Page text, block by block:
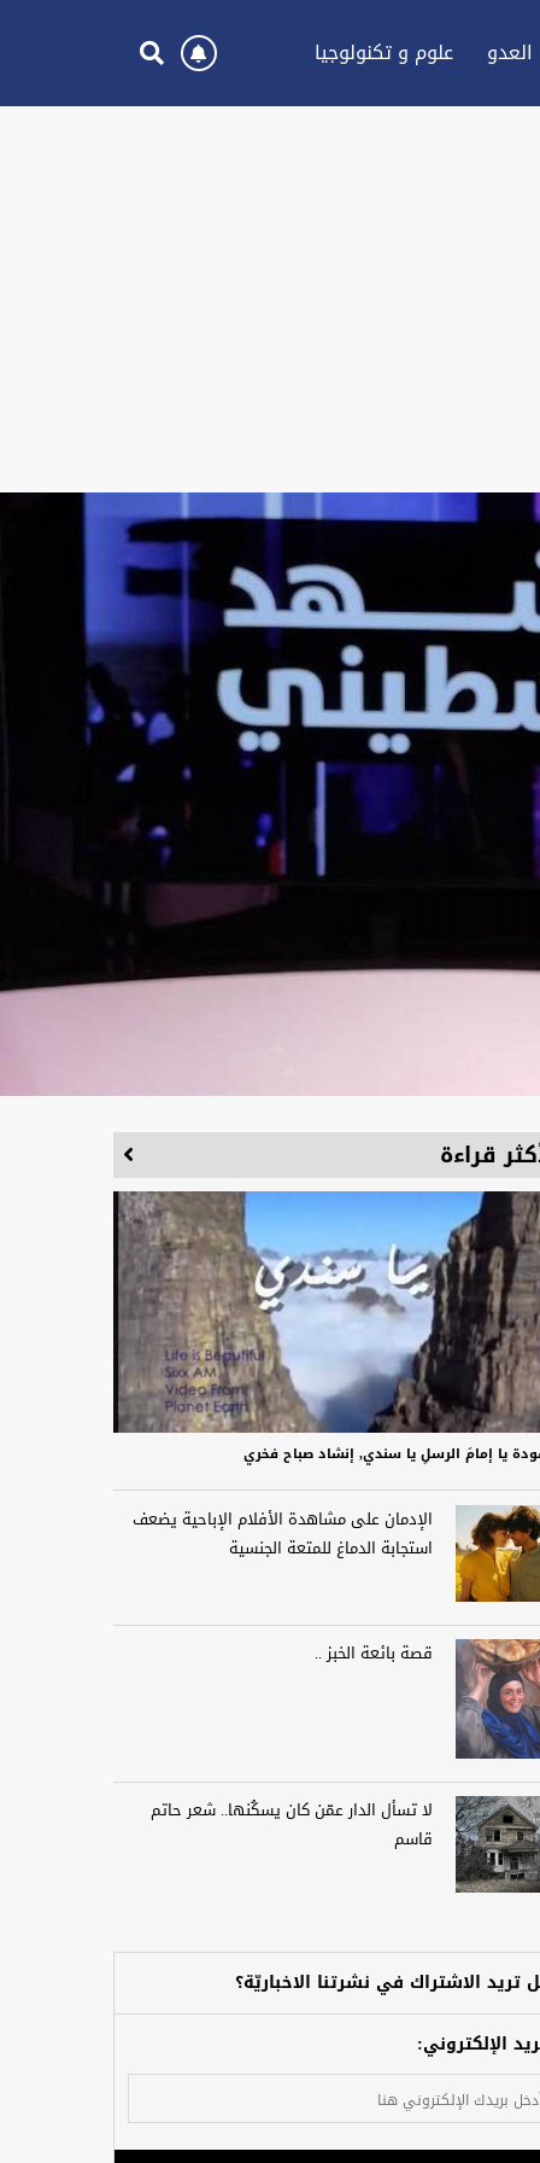
علوم و تكنولوجيا
قراءة
يا إمامَ الرسلِ يا سندي, إنشاد صباح فخري
الإدمان على مشاهدة الأفلام الإباحية يضعف
استجابة الدماغ للمتعة الجنسية
قصة بائعة الخبز ..
لا تسأل الدار عمّن كان يسكُنها.. شعر حاتم
قاسم
تريد الاشتراك في نشرتنا الاخباريّة؟
الإلكتروني: